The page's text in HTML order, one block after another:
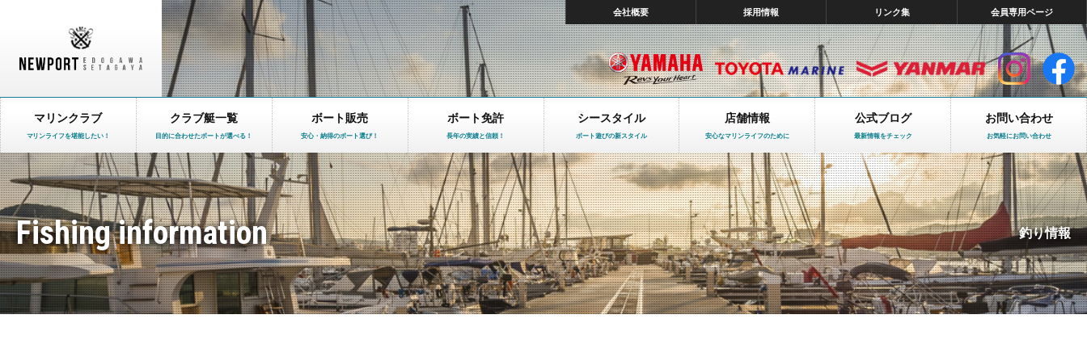
会社概要 採用情報 リンク集 会員専用ページ
マリンクラブ
マリンライフを堪能したい！
クラブ艇一覧
目的に合わせたボートが選べる！
ボート販売
安心・納得のボート選び！
ボート免許
長年の実績と信頼！
シースタイル
ボート遊びの新スタイル
店舗情報
安心なマリンライフのために
公式ブログ
最新情報をチェック
お問い合わせ
お気軽にお問い合わせ
Fishing information 釣り情報